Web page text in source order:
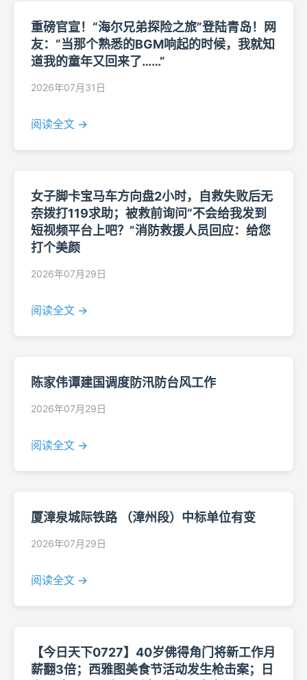
重磅官宣！“海尔兄弟探险之旅”登陆青岛！网
友：“当那个熟悉的BGM响起的时候，我就知
道我的童年又回来了……”
2026年07月31日
阅读全文 →
女子脚卡宝马车方向盘2小时，自救失败后无
奈拨打119求助；被救前询问“不会给我发到
短视频平台上吧？”消防救援人员回应：给您
打个美颜
2026年07月29日
阅读全文 →
陈家伟谭建国调度防汛防台风工作
2026年07月29日
阅读全文 →
厦漳泉城际铁路 （漳州段）中标单位有变
2026年07月29日
阅读全文 →
【今日天下0727】40岁佛得角门将新工作月
薪翻3倍；西雅图美食节活动发生枪击案；日